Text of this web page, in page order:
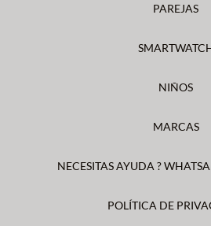
PAREJAS
NIÑOS
MARCAS
NECESITAS AYUDA ?
POLÍTICA DE